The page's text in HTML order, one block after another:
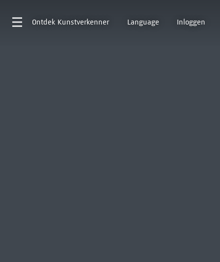
Ontdek Kunstverkenner Language Inloggen